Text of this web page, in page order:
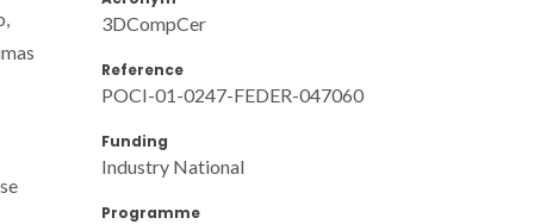
3DCompCer
Reference
POCI-01-0247-FEDER-047060
Funding
Industry National
Programme